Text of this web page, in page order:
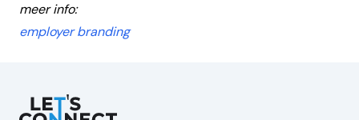
meer info:
employer branding
Let's Connect